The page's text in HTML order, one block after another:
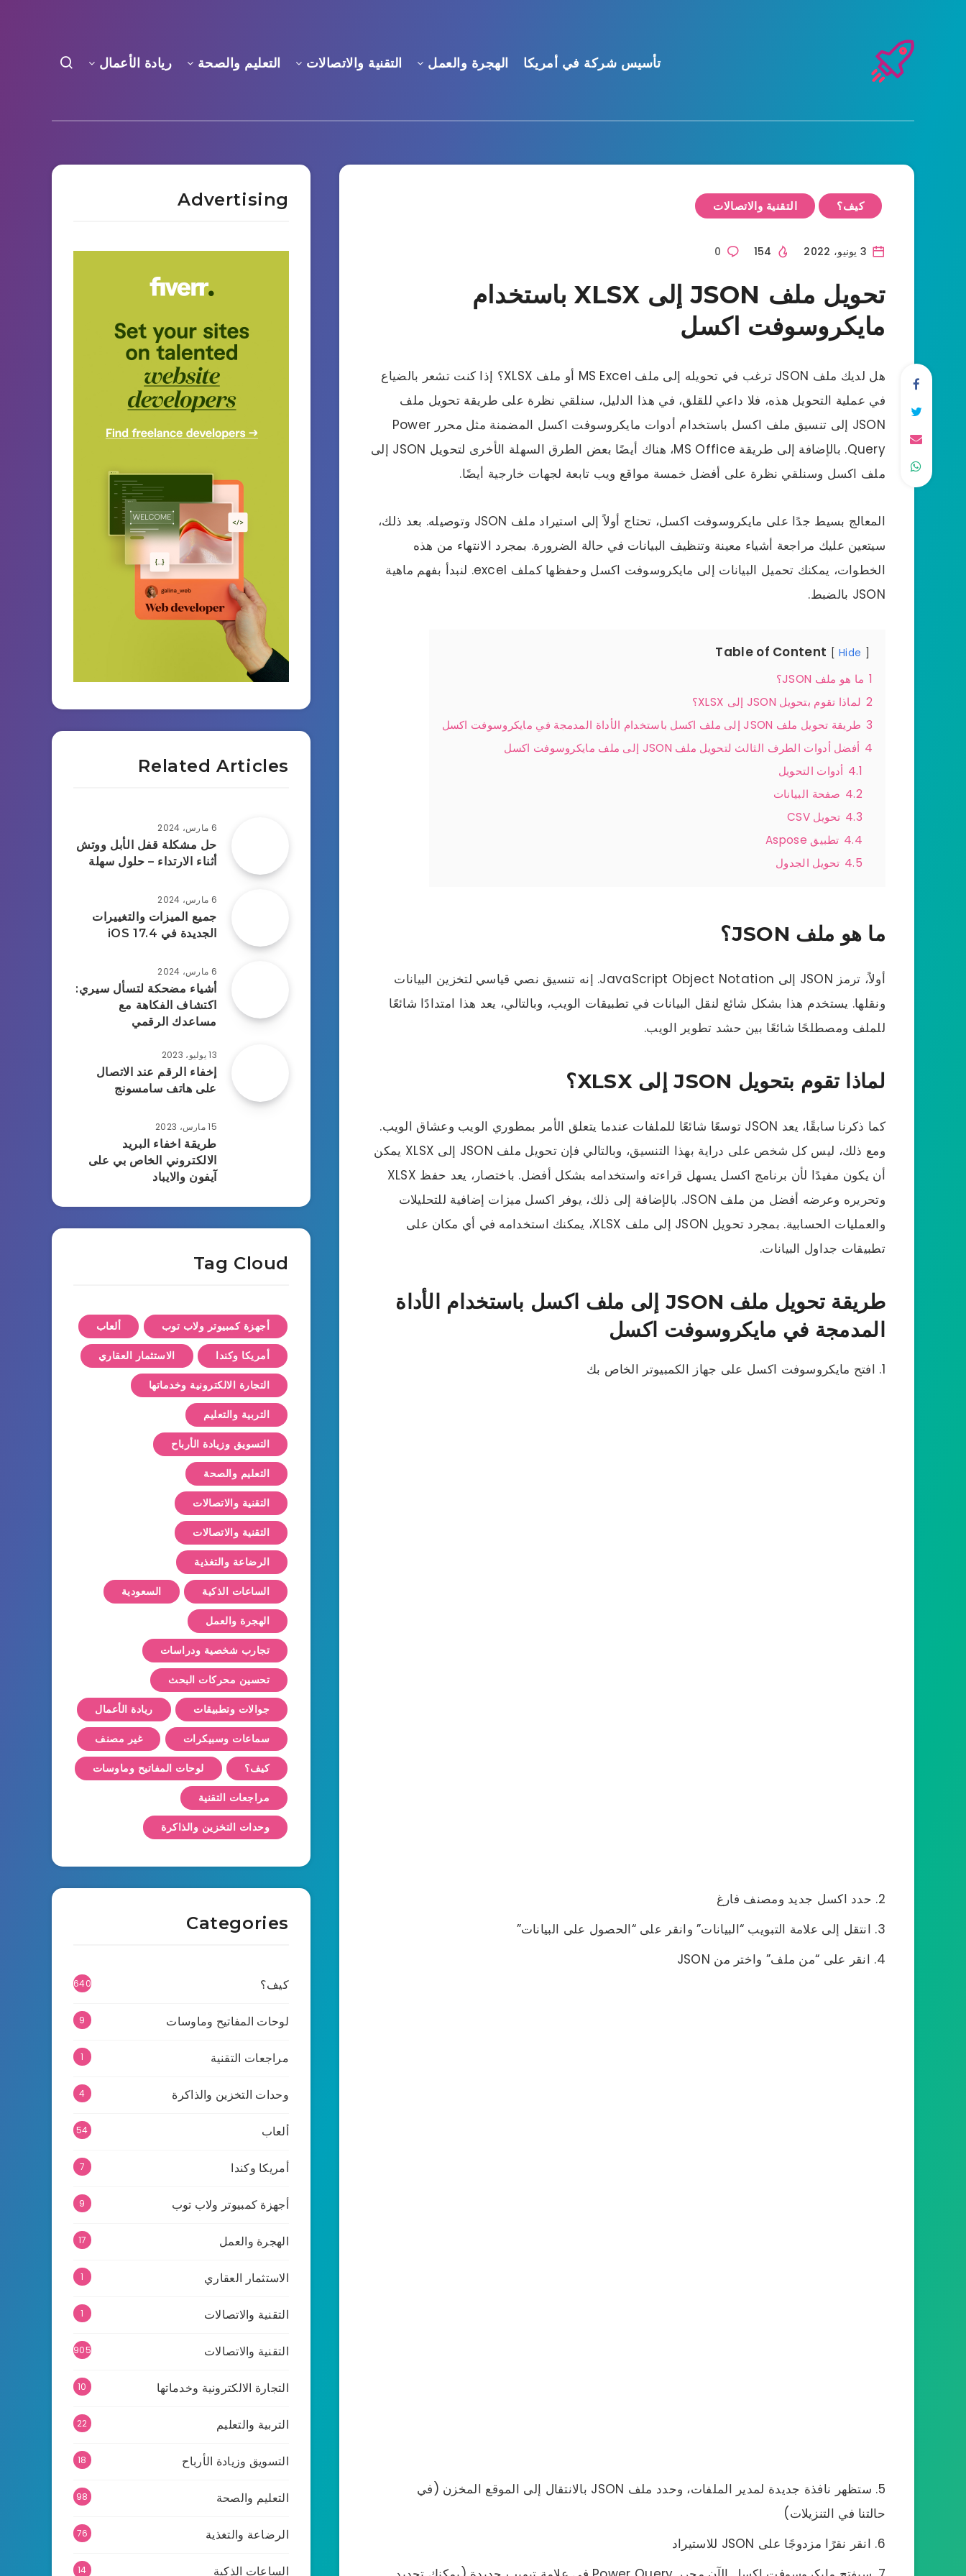
تأسيس شركة في أمريكا الهجرة والعمل التقنية والاتصالات التعليم والصحة ريادة الأعمال
كيف؟ التقنية والاتصالات
0
تحويل ملف JSON إلى XLSX باستخدام
مايكروسوفت اكسل
هل لديك ملف JSON ترغب في تحويله إلى ملف MS Excel أو ملف XLSX؟ إذا كنت تشعر بالضياع
في عملية التحويل هذه، فلا داعي للقلق، في هذا الدليل، سنلقي نظرة على طريقة تحويل ملف
JSON إلى تنسيق ملف اكسل باستخدام أدوات مايكروسوفت اكسل المضمنة مثل محرر Power
Query. بالإضافة إلى طريقة MS Office، هناك أيضًا بعض الطرق السهلة الأخرى لتحويل JSON إلى
ملف اكسل وسنلقي نظرة على أفضل خمسة مواقع ويب تابعة لجهات خارجية أيضًا.
المعالج بسيط جدًا على مايكروسوفت اكسل، تحتاج أولاً إلى استيراد ملف JSON وتوصيله. بعد ذلك،
سيتعين عليك مراجعة أشياء معينة وتنظيف البيانات في حالة الضرورة. بمجرد الانتهاء من هذه
الخطوات، يمكنك تحميل البيانات إلى مايكروسوفت اكسل وحفظها كملف excel. لنبدأ بفهم ماهية
JSON بالضبط.
Table of Content Hide
1 ما هو ملف JSON؟
2 لماذا تقوم بتحويل JSON إلى XLSX؟
3 طريقة تحويل ملف JSON إلى ملف اكسل باستخدام الأداة المدمجة في مايكروسوفت اكسل
4 أفضل أدوات الطرف الثالث لتحويل ملف JSON إلى ملف مايكروسوفت اكسل
4.1 أدوات التحويل
4.2 صفحة البيانات
4.3 تحويل CSV
4.4 تطبيق Aspose
4.5 تحويل الجدول
ما هو ملف JSON؟
أولاً، ترمز JSON إلى JavaScript Object Notation. إنه تنسيق نصي قياسي لتخزين البيانات
ونقلها. يستخدم هذا بشكل شائع لنقل البيانات في تطبيقات الويب، وبالتالي، يعد هذا امتدادًا شائعًا
للملف ومصطلحًا شائعًا بين حشد تطوير الويب.
لماذا تقوم بتحويل JSON إلى XLSX؟
كما ذكرنا سابقًا، يعد JSON توسعًا شائعًا للملفات عندما يتعلق الأمر بمطوري الويب وعشاق الويب.
ومع ذلك، ليس كل شخص على دراية بهذا التنسيق، وبالتالي فإن تحويل ملف JSON إلى XLSX يمكن
أن يكون مفيدًا لأن برنامج اكسل يسهل قراءته واستخدامه بشكل أفضل. باختصار، يعد حفظ XLSX
وتحريره وعرضه أفضل من ملف JSON. بالإضافة إلى ذلك، يوفر اكسل ميزات إضافية للتحليلات
والعمليات الحسابية. بمجرد تحويل JSON إلى ملف XLSX، يمكنك استخدامه في أي مكان على
تطبيقات جداول البيانات.
طريقة تحويل ملف JSON إلى ملف اكسل باستخدام الأداة
المدمجة في مايكروسوفت اكسل
افتح مايكروسوفت اكسل على جهاز الكمبيوتر الخاص بك
حدد اكسل جديد ومصنف فارغ
انتقل إلى علامة التبويب “البيانات” وانقر على “الحصول على البيانات”
انقر على “من ملف” واختر من JSON
ستظهر نافذة جديدة لمدير الملفات، وحدد ملف JSON بالانتقال إلى الموقع المخزن (في
حالتنا في التنزيلات)
انقر نقرًا مزدوجًا على JSON للاستيراد
Advertising
Related Articles
6 مارس، 2024
حل مشكلة قفل الأبل ووتش
أثناء الارتداء – حلول سهلة
6 مارس، 2024
جميع الميزات والتغييرات
الجديدة في iOS 17.4
6 مارس، 2024
أشياء مضحكة لتسأل سيري:
اكتشاف الفكاهة مع
مساعدك الرقمي
13 يوليو، 2023
إخفاء الرقم عند الاتصال
على هاتف سامسونج
15 مارس، 2023
طريقة اخفاء البريد
الالكتروني الخاص بي على
آيفون والايباد
Tag Cloud
أجهزة كمبيوتر ولاب توب ألعاب
أمريكا وكندا الاستثمار العقاري
التجارة الالكترونية وخدماتها
التربية والتعليم
التسويق وزيادة الأرباح
التعليم والصحة
التقنية والاتصالات
التقنية والاتصالات
الرضاعة والتغذية
الساعات الذكية السعودية
الهجرة والعمل
تجارب شخصية ودراسات
تحسين محركات البحث
جوالات وتطبيقات ريادة الأعمال
سماعات وسبيكرات غير مصنف
كيف؟ لوحات المفاتيح وماوسات
مراجعات التقنية
وحدات التخزين والذاكرة
Categories
كيف؟ 640
لوحات المفاتيح وماوسات 9
مراجعات التقنية 1
وحدات التخزين والذاكرة 4
ألعاب 54
أمريكا وكندا 7
أجهزة كمبيوتر ولاب توب 9
الهجرة والعمل 17
الاستثمار العقاري 1
التقنية والاتصالات 1
التقنية والاتصالات 905
التجارة الالكترونية وخدماتها 10
التربية والتعليم 22
التسويق وزيادة الأرباح 18
التعليم والصحة 98
الرضاعة والتغذية 76
الساعات الذكية 14